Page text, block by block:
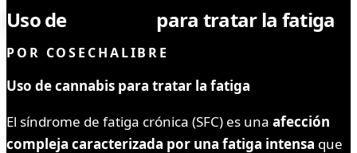
Uso de para tratar la fatiga
POR COSECHALIBRE
Uso de cannabis para tratar la fatiga
El síndrome de fatiga crónica (SFC) es una afección
compleja caracterizada por una fatiga intensa que